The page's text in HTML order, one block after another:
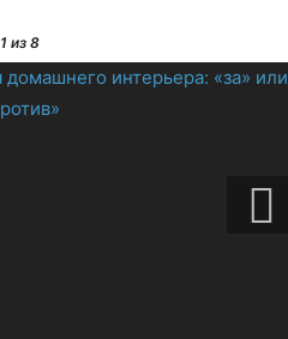
1из 8